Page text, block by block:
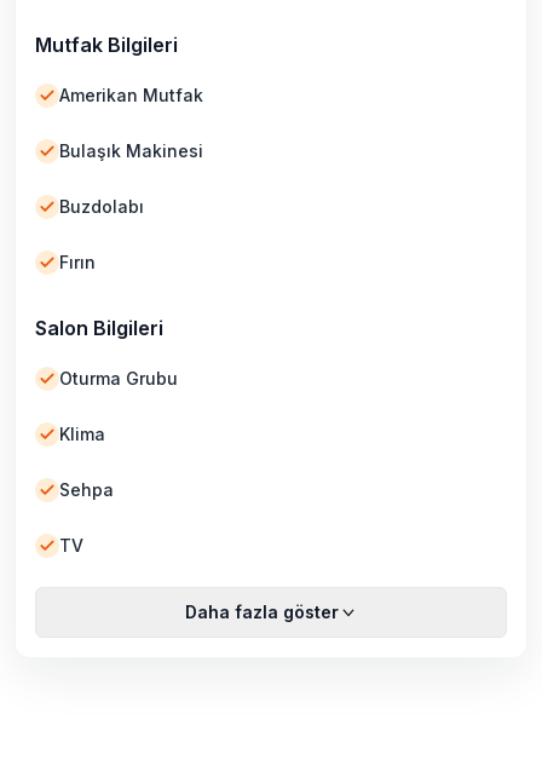
Mutfak Bilgileri
Amerikan Mutfak
Bulaşık Makinesi
Buzdolabı
Fırın
Salon Bilgileri
Oturma Grubu
Klima
Sehpa
TV
Daha fazla göster